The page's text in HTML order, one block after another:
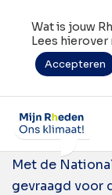
Wat is jouw
Lees hierover
Accepteren
Wat is jouw
Tag:
Met de
gevraagd voor